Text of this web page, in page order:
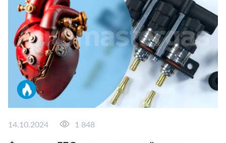
14.10.2024 1 848